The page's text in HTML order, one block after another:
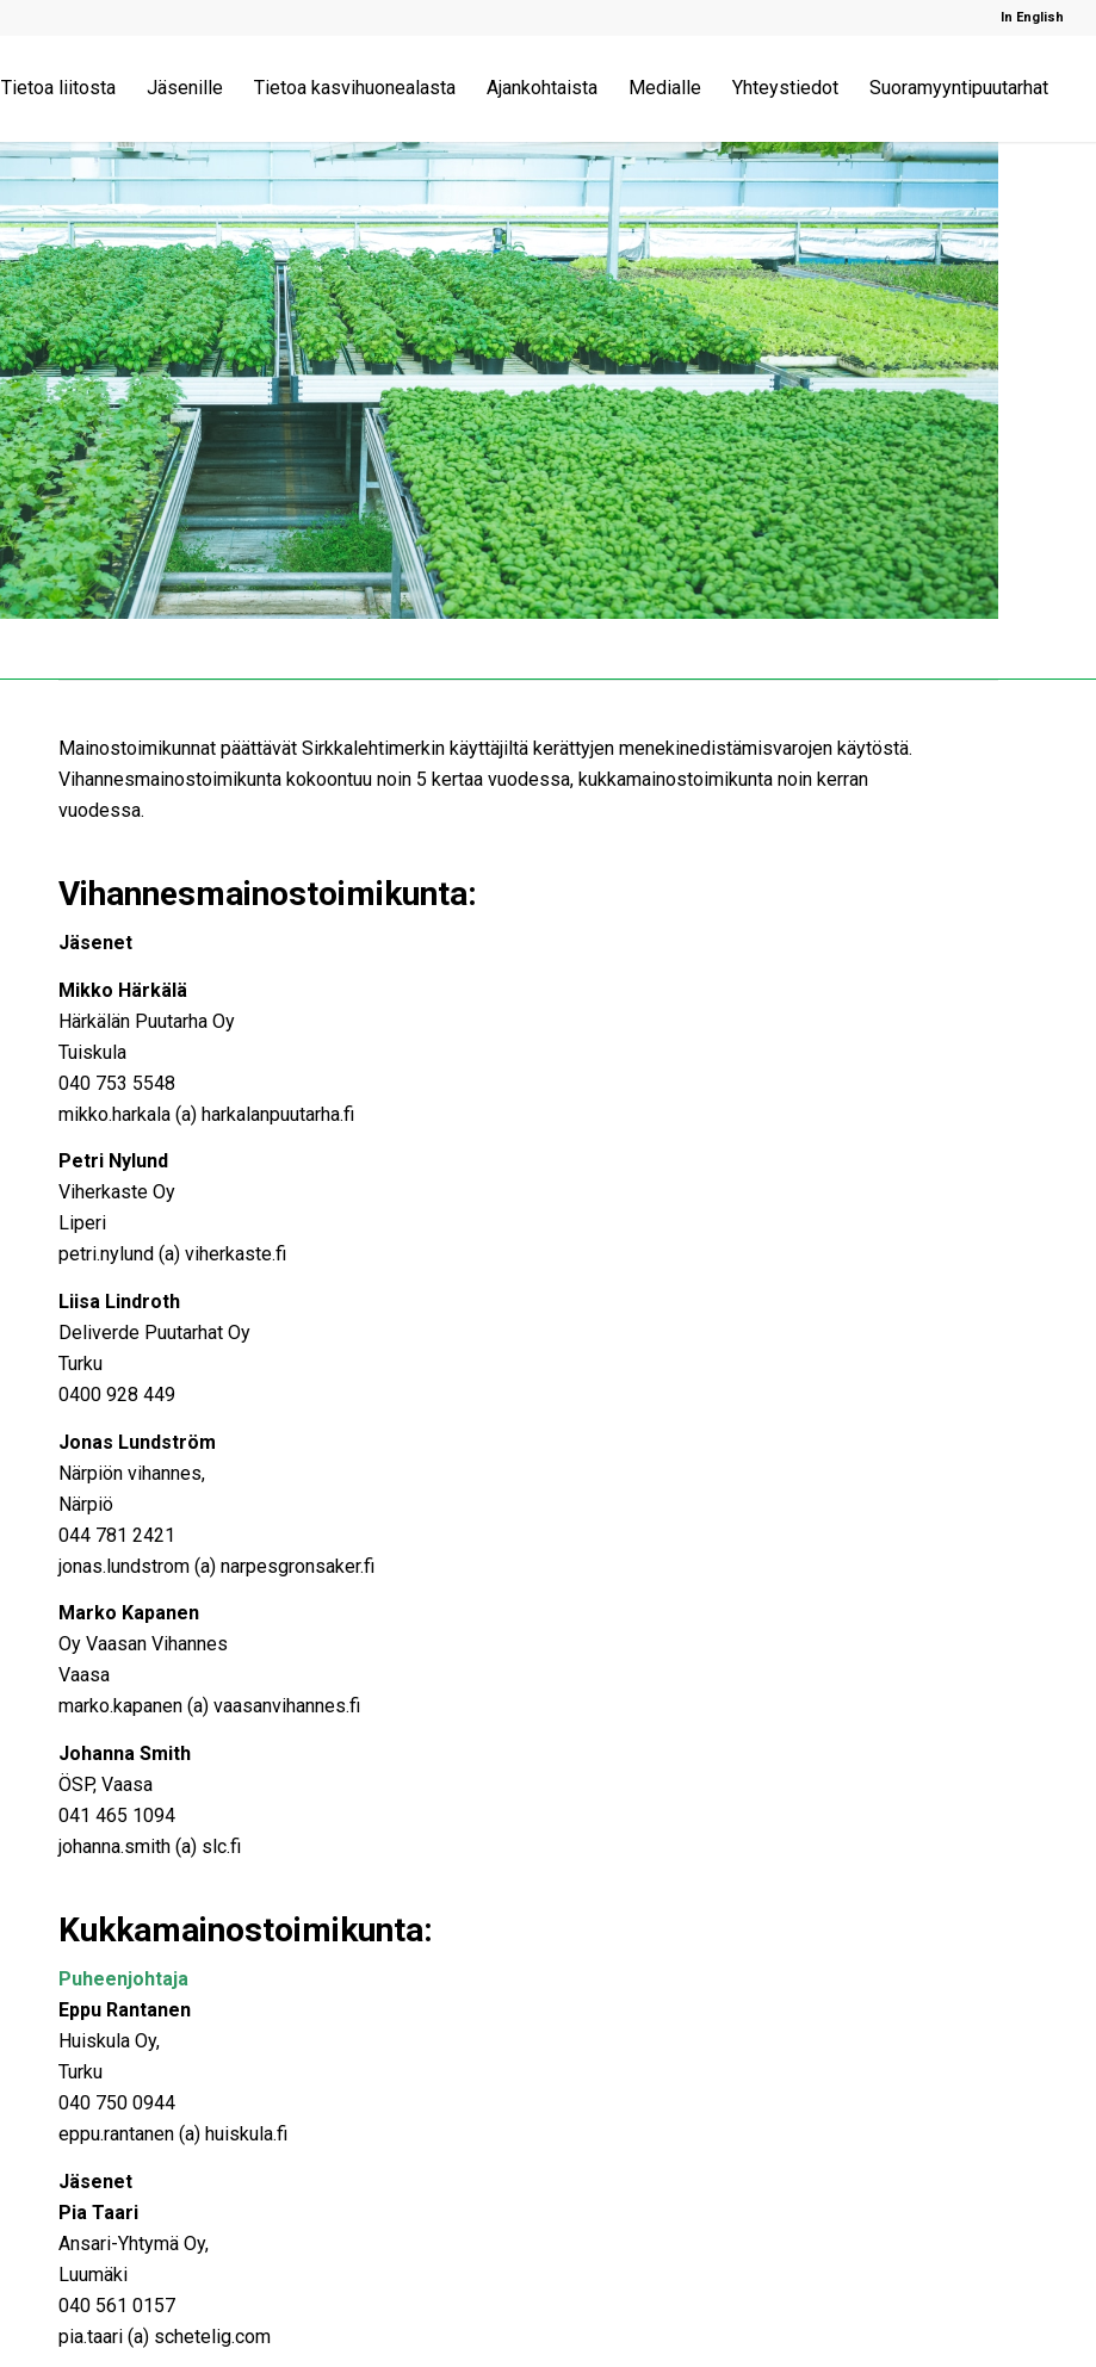
In English
Tietoa liitosta Jäsenille Tietoa kasvihuonealasta Ajankohtaista Medialle Yhteystiedot Suoramyyntipuutarhat
Mainostoimikunnat päättävät Sirkkalehtimerkin käyttäjiltä kerättyjen menekinedistämisvarojen käytöstä.
Vihannesmainostoimikunta kokoontuu noin 5 kertaa vuodessa, kukkamainostoimikunta noin kerran
vuodessa.
Vihannesmainostoimikunta:
Jäsenet
Mikko Härkälä
Härkälän Puutarha Oy
Tuiskula
040 753 5548
mikko.harkala (a) harkalanpuutarha.fi
Petri Nylund
Viherkaste Oy
Liperi
petri.nylund (a) viherkaste.fi
Liisa Lindroth
Deliverde Puutarhat Oy
Turku
0400 928 449
Jonas Lundström
Närpiön vihannes,
Närpiö
044 781 2421
jonas.lundstrom (a) narpesgronsaker.fi
Marko Kapanen
Oy Vaasan Vihannes
Vaasa
marko.kapanen (a) vaasanvihannes.fi
Johanna Smith
ÖSP, Vaasa
041 465 1094
johanna.smith (a) slc.fi
Kukkamainostoimikunta:
Puheenjohtaja
Eppu Rantanen
Huiskula Oy,
Turku
040 750 0944
eppu.rantanen (a) huiskula.fi
Jäsenet
Pia Taari
Ansari-Yhtymä Oy,
Luumäki
040 561 0157
pia.taari (a) schetelig.com